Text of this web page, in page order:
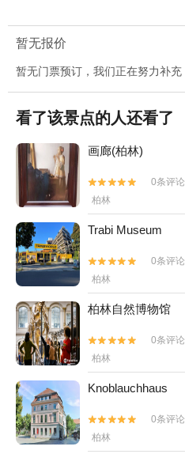
暂无报价
暂无门票预订，我们正在努力补充
看了该景点的人还看了
画廊(柏林)


0条评论
柏林
Trabi Museum


0条评论
柏林
柏林自然博物馆


0条评论
柏林
Knoblauchhaus


0条评论
柏林